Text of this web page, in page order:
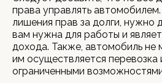
права управлять
лишения прав за долги, нужно
вам нужна для работы и
дохода. Также, автомобиль не
им осуществляется перевозка
ограниченными